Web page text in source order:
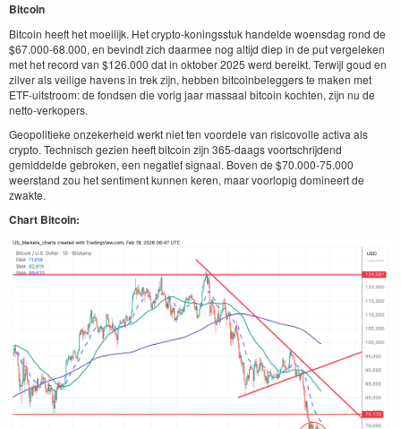
Bitcoin
Bitcoin heeft het moeilijk. Het crypto-koningsstuk handelde woensdag rond de
$67.000-68.000, en bevindt zich daarmee nog altijd diep in de put vergeleken
met het record van $126.000 dat in oktober 2025 werd bereikt. Terwijl goud en
zilver als veilige havens in trek zijn, hebben bitcoinbeleggers te maken met
ETF-uitstroom: de fondsen die vorig jaar massaal bitcoin kochten, zijn nu de
netto-verkopers.
Geopolitieke onzekerheid werkt niet ten voordele van risicovolle activa als
crypto. Technisch gezien heeft bitcoin zijn 365-daags voortschrijdend
gemiddelde gebroken, een negatief signaal. Boven de $70.000-75.000
weerstand zou het sentiment kunnen keren, maar voorlopig domineert de
zwakte.
Chart Bitcoin: